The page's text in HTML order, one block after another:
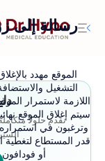
رسالة إلى
الموقع مهدد
التشغيل
اللازمة لاستمرار
سيتم إغلاق الموقع
وترغبون في استمراره
قدر المستطاع لتغطية
أو فودافون
نقدم حلولاً